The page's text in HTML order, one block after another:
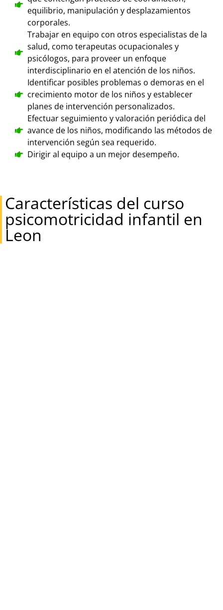
equilibrio, manipulación y desplazamientos
corporales.
Trabajar en equipo con otros especialistas de la
salud, como terapeutas ocupacionales y
psicólogos, para proveer un enfoque
interdisciplinario en el atención de los niños.
Identificar posibles problemas o demoras en el
crecimiento motor de los niños y establecer
planes de intervención personalizados.
Efectuar seguimiento y valoración periódica del
avance de los niños, modificando las métodos de
intervención según sea requerido.
Dirigir al equipo a un mejor desempeño.
Características del curso
psicomotricidad infantil en
Leon